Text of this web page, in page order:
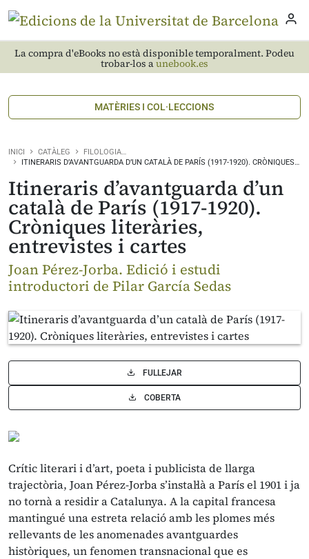
La compra d'eBooks no està disponible temporalment. Podeu
trobar-los aunebook.es
MATÈRIES I COL·LECCIONS
INICI CATÀLEG
FILOLOGIA…
ITINERARIS D’AVANTGUARDA D’UN CATALÀ DE PARÍS (1917-1920). CRÒNIQUES…
Itineraris d’avantguarda d’un
català de París (1917-1920).
Cròniques literàries,
entrevistes i cartes
Joan Pérez-Jorba. Edició i estudi
introductori de Pilar García Sedas
FULLEJAR
COBERTA
Crític literari i d’art, poeta i publicista de llarga
trajectòria, Joan Pérez-Jorba s’instal·là a París el 1901 i ja
no tornà a residir a Catalunya. A la capital francesa
mantingué una estreta relació amb les plomes més
rellevants de les anomenades avantguardes
històriques, un fenomen transnacional que es